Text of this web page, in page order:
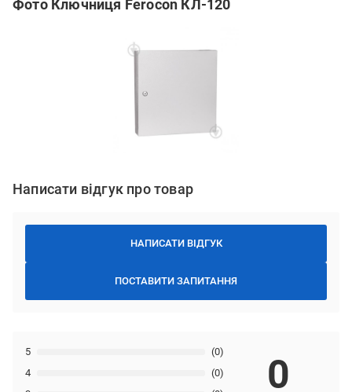
Фото Ключниця Ferocon КЛ-120
Написати відгук про товар
НАПИСАТИ ВІДГУК
ПОСТАВИТИ ЗАПИТАННЯ
4 (0)
5 (0)
0